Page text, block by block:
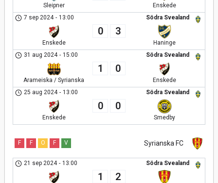
Sleipner
Enskede
Södra Svealand
7 sep 2024 - 13:00
Enskede
0 3
Haninge
Södra Svealand
31 aug 2024 - 15:00
Arameiska / Syrianska
1 0
Enskede
Södra Svealand
25 aug 2024 - 13:00
Enskede
0 0
Smedby
Syrianska FC
F F O F V
Södra Svealand
21 sep 2024 - 13:00
1 2